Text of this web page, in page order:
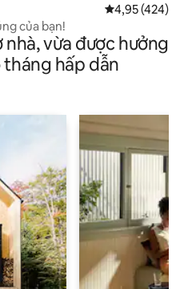
Xếp hạng
4,95 (424)
cúng của bạn!
vừa được hưởng
hấp dẫn